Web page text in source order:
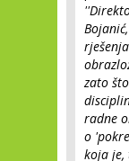
zato
radne
o
koja je,